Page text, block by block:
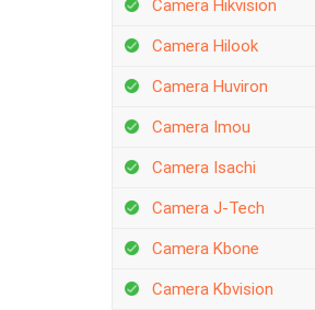
Camera Hikvision
Camera Hilook
Camera Huviron
Camera Imou
Camera Isachi
Camera J-Tech
Camera Kbone
Camera Kbvision